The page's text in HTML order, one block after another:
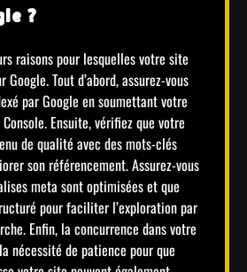
?
raisons pour lesquelles votre site
Google. Tout d’abord, assurez-vous
par Google en soumettant votre
Ensuite, vérifiez que votre
de qualité avec des mots-clés
son référencement. Assurez-vous
meta sont optimisées et que
pour faciliter l’exploration par
Enfin, la concurrence dans votre
nécessité de patience pour que